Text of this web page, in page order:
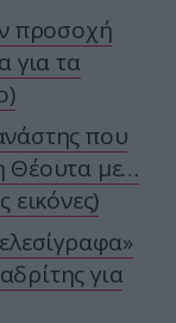
προσοχή
για τα
που
Θέουτα με…
εικόνες)
για